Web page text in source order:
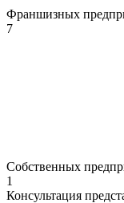
Франшизных
7
Собственных
1
Консультация